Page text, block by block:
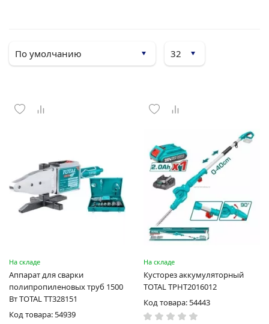
На складе
Аппарат для сварки
полипропиленовых труб 1500
Вт TOTAL TT328151
Код товара: 54939
На складе
Кусторез аккумуляторный
TOTAL TPHT2016012
Код товара: 54443